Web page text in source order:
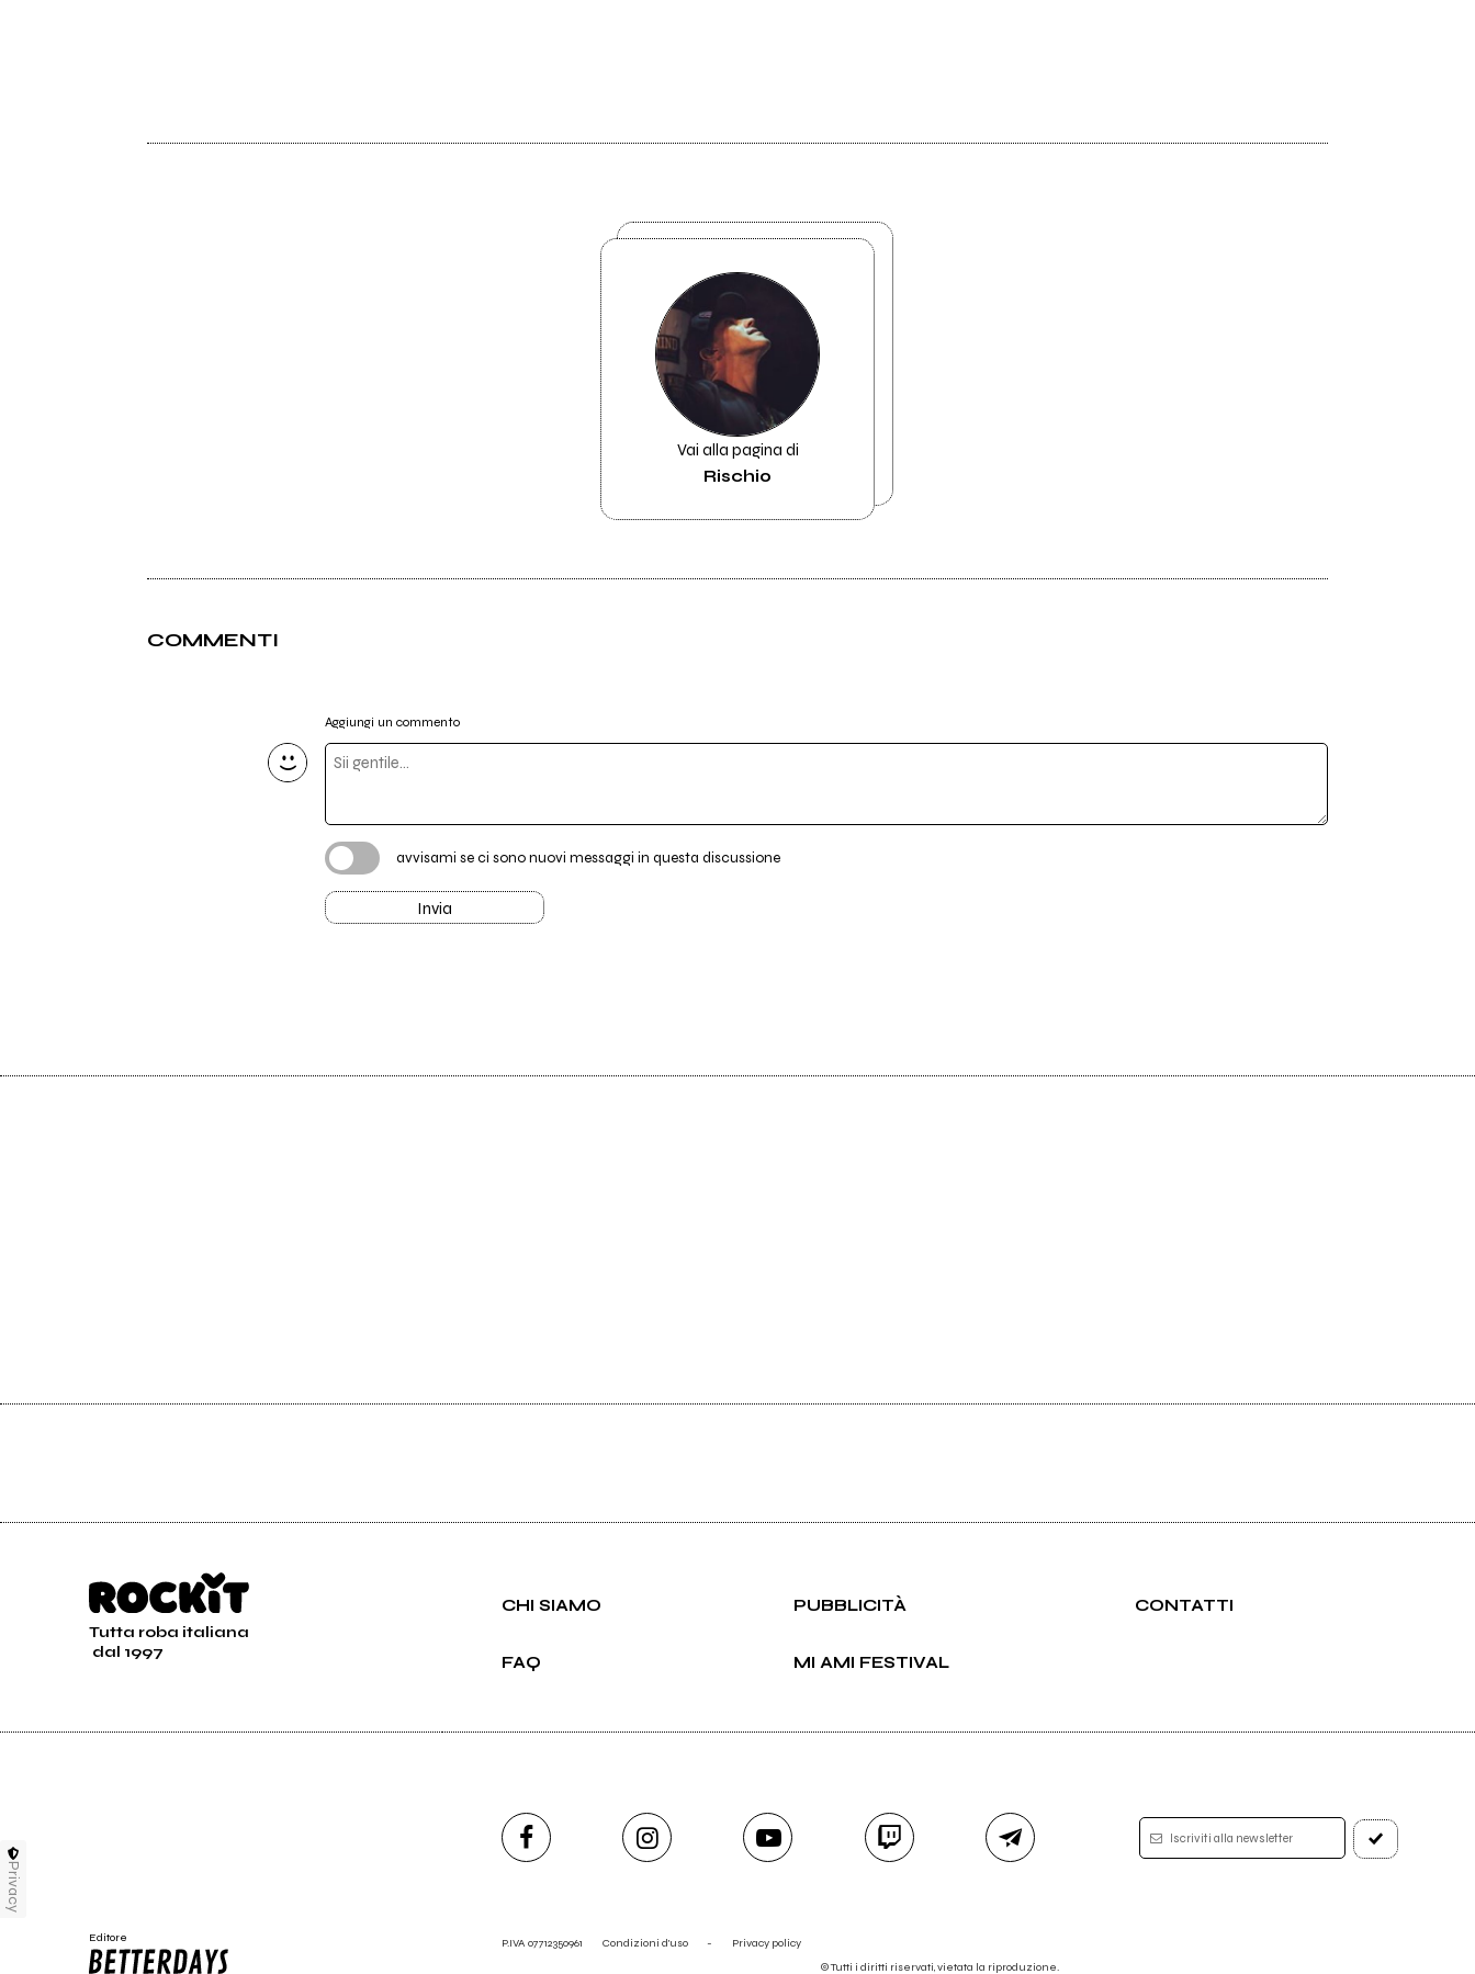
Vai alla pagina di
Rischio
COMMENTI
Aggiungi un commento
avvisami se ci sono nuovi messaggi in questa discussione
Invia
Tutta roba italiana
dal 1997
CHI SIAMO PUBBLICITÀ CONTATTI
FAQ MI AMI FESTIVAL
Iscriviti alla newsletter
Editore P.IVA 07712350961 Condizioni d'uso -
Privacy policy
© Tutti i diritti riservati, vietata la riproduzione.
Privacy